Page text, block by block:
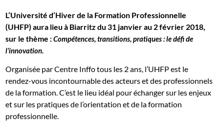
L’Université d’Hiver de la Formation Professionnelle
(UHFP) aura lieu à Biarritz du 31 janvier au 2 février 2018,
sur le thème :Compétences, transitions, pratiques : le défi de
l’innovation.
Organisée par Centre Inffo tous les 2 ans, l’UHFP est le
rendez-vous incontournable des acteurs et des professionnels
de la formation. C’est le lieu idéal pour échanger sur les enjeux
et sur les pratiques de l’orientation et de la formation
professionnelle.